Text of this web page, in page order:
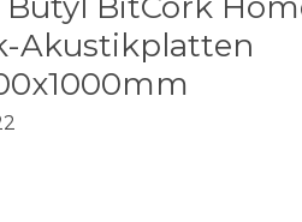
Akustikplatten